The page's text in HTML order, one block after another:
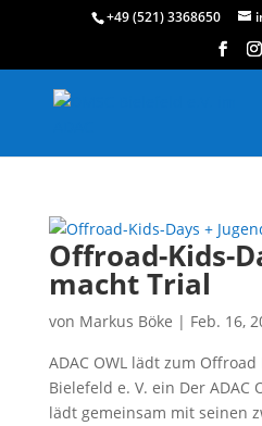
+49 (521) 3368650
Offroad-Kids-
macht Trial
von Markus Böke | Feb. 16,
ADAC OWL lädt zum
Bie­le­feld e. V. ein Der ADAC
lädt gemein­sam mit sei­nen